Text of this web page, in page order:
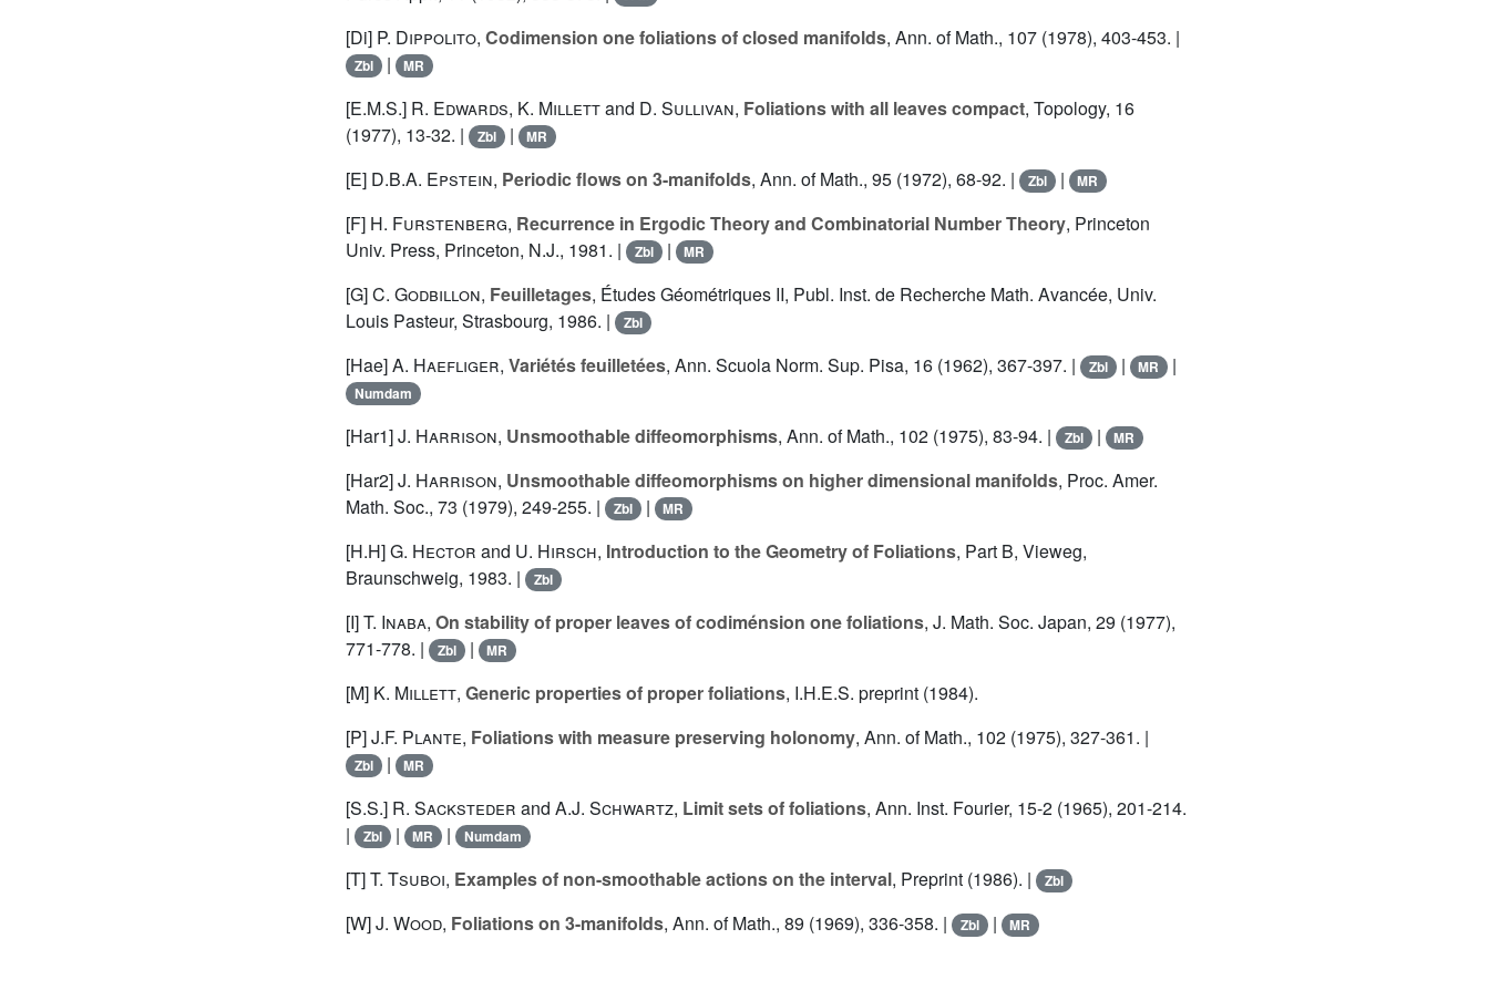
[Di] P. Dippolito, Codimension one foliations of closed manifolds, Ann. of Math., 107 (1978), 403-453. |
Zbl | MR
[E.M.S.] R. Edwards, K. Millettand D. Sullivan, Foliations with all leaves compact, Topology, 16
(1977), 13-32. |
Zbl | MR
[E] D.B.A. Epstein, Periodic flows on 3-manifolds, Ann. of Math., 95 (1972), 68-92. | Zbl | MR
[F] H. Furstenberg, Recurrence in Ergodic Theory and Combinatorial Number Theory, Princeton
Univ. Press, Princeton, N.J., 1981. |
Zbl | MR
[G]C. Godbillon, Feuilletages, Études Géométriques II, Publ. Inst. de Recherche Math. Avancée, Univ.
Louis Pasteur, Strasbourg, 1986. |
Zbl
[Hae]A. Haefliger, Variétés feuilletées, Ann. Scuola Norm. Sup. Pisa, 16 (1962), 367-397. | Zbl | MR |
Numdam
[Har1]J. Harrison, Unsmoothable diffeomorphisms, Ann. of Math., 102 (1975), 83-94. | Zbl | MR
[Har2]J. Harrison, Unsmoothable diffeomorphisms on higher dimensional manifolds, Proc. Amer.
Math. Soc., 73 (1979), 249-255. |
Zbl | MR
[H.H]G. Hector and U. Hirsch, Introduction to the Geometry of Foliations, Part B, Vieweg,
Braunschweig, 1983. |
Zbl
[I]T. Inaba, On stability of proper leaves of codiménsion one foliations, J. Math. Soc. Japan, 29 (1977),
771-778. |
Zbl | MR
[M] K. Millett, Generic properties of proper foliations, I.H.E.S. preprint (1984).
[P]J.F. Plante, Foliations with measure preserving holonomy, Ann. of Math., 102 (1975), 327-361. |
Zbl | MR
[S.S.] R. Sacksteder and A.J. Schwartz, Limit sets of foliations, Ann. Inst. Fourier, 15-2 (1965), 201-214.
|
Zbl | MR | Numdam
[T]T. Tsuboi, Examples of non-smoothable actions on the interval, Preprint (1986). | Zbl
[W]J. Wood, Foliations on 3-manifolds, Ann. of Math., 89 (1969), 336-358. | Zbl | MR